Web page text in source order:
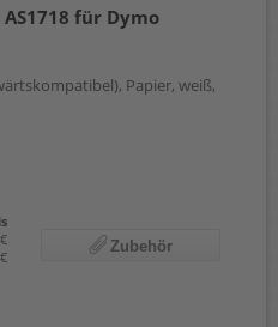
57 mm x 22,00 m
62 mm x 30,48 m
104 x 159 mm
für Dymo
Papier, weiß,
Zubehör